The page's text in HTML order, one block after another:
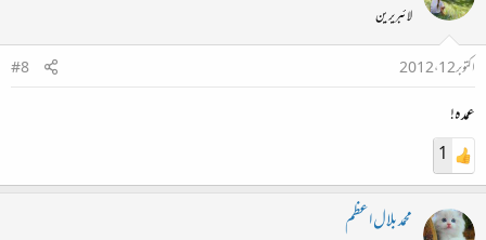
لائبریرین
اکتوبر 12، 2012
#8
عمدہ!
1
محمد بلال اعظم